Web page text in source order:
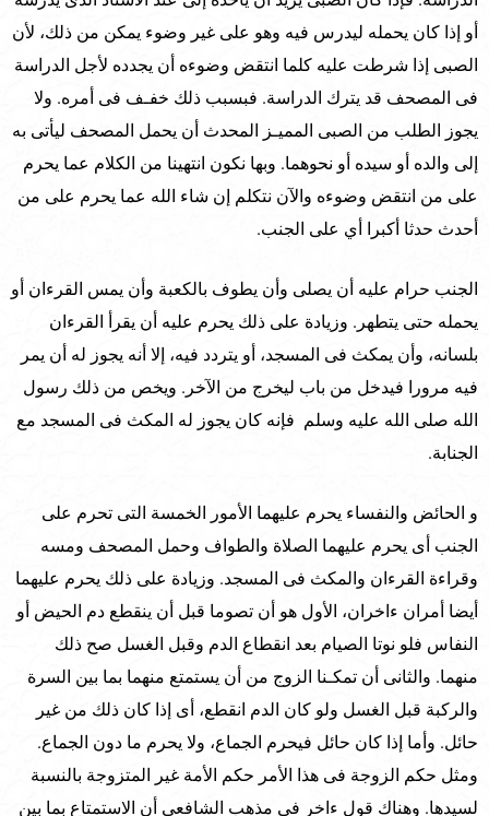
أو إذا كان يحمله ليدرس فيه وهو على غير وضوء يمكن من ذلك، لأن
الصبى إذا شرطت عليه كلما انتقض وضوءه أن يجدده لأجل الدراسة
فى المصحف قد يترك الدراسة. فبسبب ذلك خفـف فى أمره. ولا
يجوز الطلب من الصبى المميـز المحدث أن يحمل المصحف ليأتى به
إلى والده أو سيده أو نحوهما. وبها نكون انتهينا من الكلام عما يحرم
على من انتقض وضوءه والآن نتكلم إن شاء الله عما يحرم على من
أحدث حدثا أكبرا أي على الجنب.
الجنب حرام عليه أن يصلى وأن يطوف بالكعبة وأن يمس القرءان أو
يحمله حتى يتطهر. وزيادة على ذلك يحرم عليه أن يقرأ القرءان
بلسانه، وأن يمكث فى المسجد، أو يتردد فيه، إلا أنه يجوز له أن يمر
فيه مرورا فيدخل من باب ليخرج من الآخر. ويخص من ذلك رسول
الله صلى الله عليه وسلم فإنه كان يجوز له المكث فى المسجد مع
الجنابة.
و الحائض والنفساء يحرم عليهما الأمور الخمسة التى تحرم على
الجنب أى يحرم عليهما الصلاة والطواف وحمل المصحف ومسه
وقراءة القرءان والمكث فى المسجد. وزيادة على ذلك يحرم عليهما
أيضا أمران ءاخران، الأول هو أن تصوما قبل أن ينقطع دم الحيض أو
النفاس فلو نوتا الصيام بعد انقطاع الدم وقبل الغسل صح ذلك
منهما. والثانى أن تمكـنا الزوج من أن يستمتع منهما بما بين السرة
والركبة قبل الغسل ولو كان الدم انقطع، أى إذا كان ذلك من غير
حائل. وأما إذا كان حائل فيحرم الجماع، ولا يحرم ما دون الجماع.
ومثل حكم الزوجة فى هذا الأمر حكم الأمة غير المتزوجة بالنسبة
لسيدها. وهناك قول ءاخر فى مذهب الشافعى أن الاستمتاع بما بين